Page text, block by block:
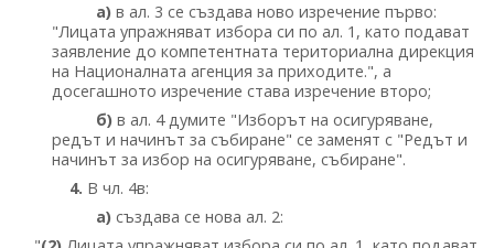
а) в ал. 3 се създава ново изречение първо:
"Лицата упражняват избора си по ал. 1, като подават
заявление до компетентната териториална дирекция
на Националната агенция за приходите.", а
досегашното изречение става изречение второ;
б) в ал. 4 думите "Изборът на осигуряване,
редът и начинът за събиране" се заменят с "Редът и
начинът за избор на осигуряване, събиране".
4. В чл. 4в:
а) създава се нова ал. 2: